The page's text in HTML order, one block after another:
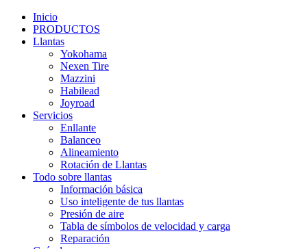
Inicio
PRODUCTOS
Llantas
Yokohama
Nexen Tire
Mazzini
Habilead
Joyroad
Servicios
Enllante
Balanceo
Alineamiento
Rotación de Llantas
Todo sobre llantas
Información básica
Uso inteligente de tus llantas
Presión de aire
Tabla de símbolos de velocidad y carga
Reparación